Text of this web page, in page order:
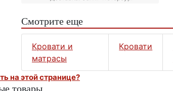
Смотрите еще
Кровати и
матрасы
Кровати
на этой странице?
товары